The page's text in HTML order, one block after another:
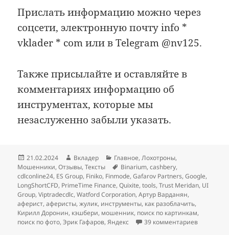
Прислать информацию можно через
соцсети, электронную почту info *
vklader * com или в Telegram @nv125.
Также присылайте и оставляйте в
комментариях информацию об
инструментах, которые мы
незаслуженно забыли указать.
Опубликовано
21.02.2024 Автор
Вкладер Рубрики
Главное,Лохотроны,
Мошенники,Отзывы,Тексты Метки
Binarium,cashbery,
cdlconline24, ES Group, Finiko, Finmode,Gafarov Partners,Google,
LongShortCFD, PrimeTime Finance,Quixite,tools,Trust Meridan, UI
Group,Viptradecdlc,Watford Corporation,Артур Варданян,
аферист,аферисты,жулик, инструменты, как разоблачить,
Кирилл Доронин, кэшбери, мошенник, поиск по картинкам,
поиск по фото,Эрик Гафаров,Яндекс 39 комментариевк записи